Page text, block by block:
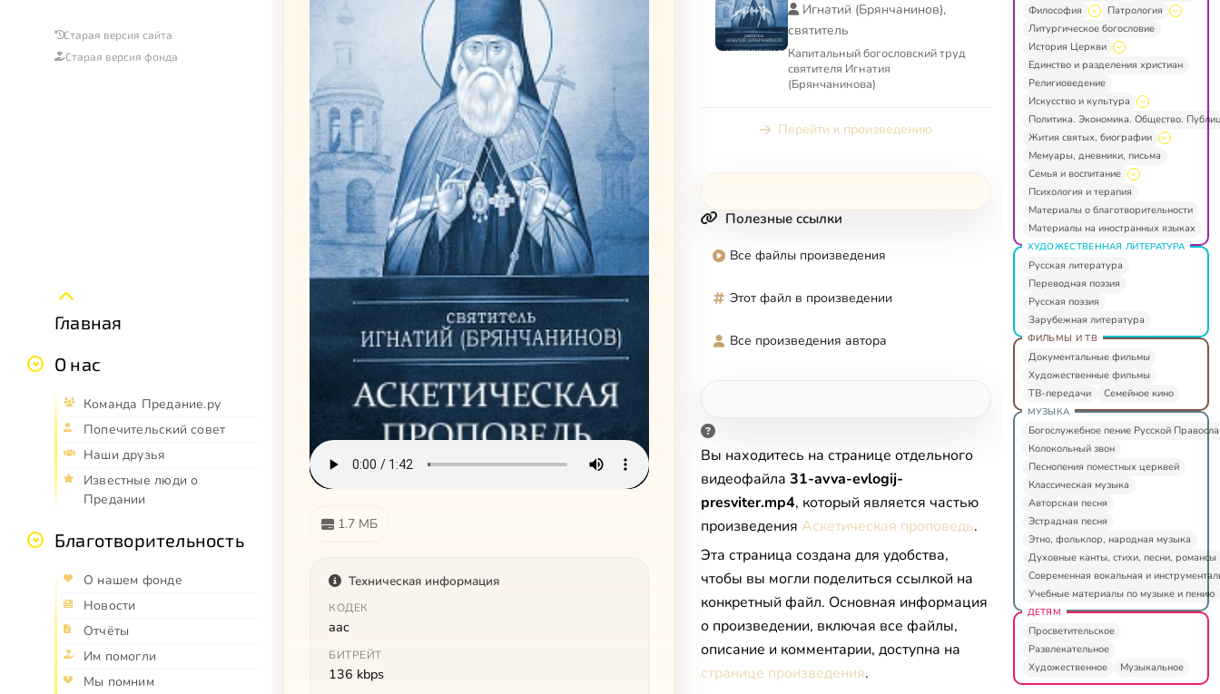
Старая версия сайта
Старая версия фонда
Главная
О нас
Команда Предание.ру
Попечительский совет
Наши друзья
Известные люди о
Предании
Благотворительность
О нашем фонде
Новости
Отчёты
Им помогли
Мы помним
1.7 МБ
Техническая информация
КОДЕК
aac
БИТРЕЙТ
136 kbps
Игнатий (Брянчанинов),
святитель
Капитальный богословский труд
святителя Игнатия
(Брянчанинова)
Перейти к произведению
Полезные ссылки
Все файлы произведения
Этот файл в произведении
Все произведения автора
Вы находитесь на странице отдельного
видеофайла 31-avva-evlogij-
presviter.mp4, который является частью
произведения Аскетическая проповедь.
Эта страница создана для удобства,
чтобы вы могли поделиться ссылкой на
конкретный файл. Основная информация
о произведении, включая все файлы,
описание и комментарии, доступна на
странице произведения.
Философия
Патрология
Литургическое богословие
История Церкви
Единство и разделения христиан
Религиоведение
Искусство и культура
Политика. Экономика. Общество.
Жития святых, биографии
Мемуары, дневники, письма
Семья и воспитание
Психология и терапия
Материалы о благотворительности
Материалы на иностранных языках
ХУДОЖЕСТВЕННАЯ ЛИТЕРАТУРА
Русская литература
Переводная поэзия
Русская поэзия
Зарубежная литература
ФИЛЬМЫ И ТВ
Документальные фильмы
Художественные фильмы
ТВ-передачи
Семейное кино
МУЗЫКА
Богослужебное пение Русской
Колокольный звон
Песнопения поместных церквей
Классическая музыка
Авторская песня
Эстрадная песня
Этно, фольклор, народная музыка
Духовные канты, стихи, песни, романсы
Современная вокальная и
Учебные материалы по музыке и пению
ДЕТЯМ
Просветительское
Развлекательное
Художественное
Музыкальное